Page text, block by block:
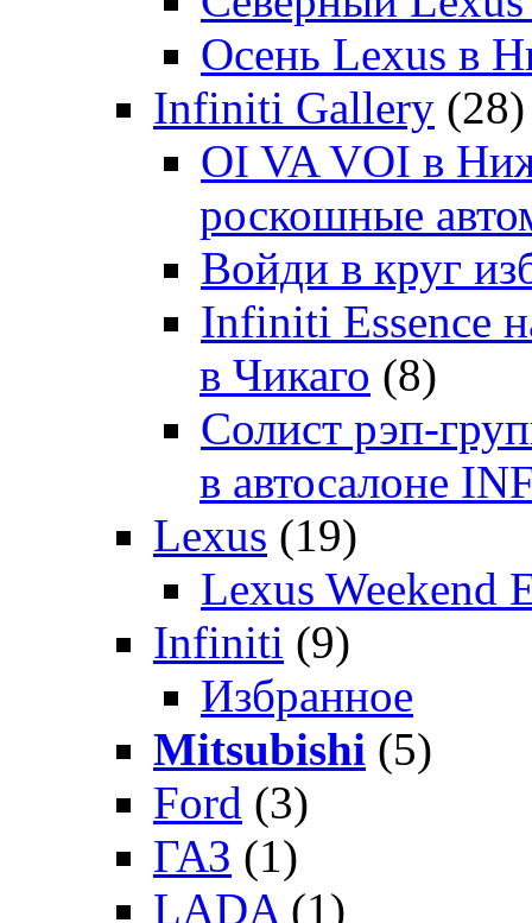
Осень Lexus в
Infiniti Gallery (28)
OI VA VOI в
роскошные
Войди в круг
Infiniti Essence
в Чикаго (8)
Солист рэп-
в автосалоне
Lexus (19)
Lexus Weekend
Infiniti (9)
Избранное
Mitsubishi (5)
Ford (3)
ГАЗ (1)
LADA (1)